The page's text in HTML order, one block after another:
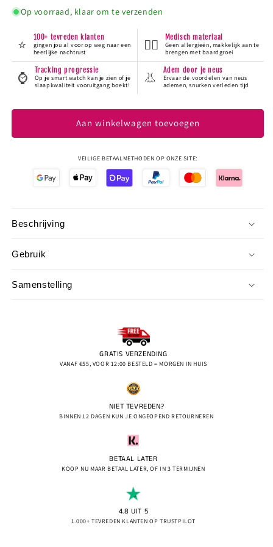
Op voorraad, klaar om te verzenden
⭐ 100+ tevreden klanten
gingen jou al voor op weg naar een
heerlijke nachtrust
👨‍⚕️ Medisch materiaal
Geen allergieën, makkelijk aan te
brengen met baardgroei
⌚ Tracking progressie
Op je smart watch kan je zien of je
slaapkwaliteit vooruitgang boekt!
👃 Adem door je neus
Ervaar de voordelen van neus
ademen, snurken verleden tijd
Aan winkelwagen toevoegen
VEILIGE BETAALMETHODEN OP ONZE SITE:
Beschrijving
Gebruik
Samenstelling
GRATIS VERZENDING
VANAF €55, VOOR 12:00 BESTELD = MORGEN IN HUIS
NIET TEVREDEN?
BINNEN 12 DAGEN KUN JE ONGEOPEND RETOURNEREN
BETAAL LATER
KOOP NU MAAR BETAAL LATER, OF IN 3 TERMIJNEN
4.8 UIT 5
1.000+ TEVREDEN KLANTEN OP TRUSTPILOT